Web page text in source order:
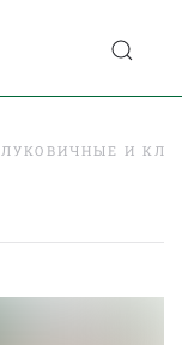
ЛУКОВИЧНЫЕ И